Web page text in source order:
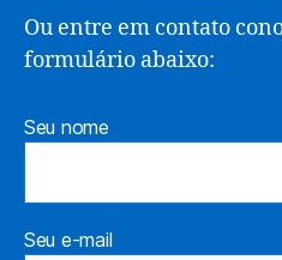
Ou entre em contato
formulário abaixo:
Seu nome
Seu e-mail